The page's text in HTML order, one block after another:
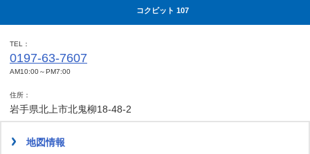
コクピット 107
TEL
0197-63-7607
AM10:00～PM7:00
住所
岩手県北上市北鬼柳18-48-2
地図情報